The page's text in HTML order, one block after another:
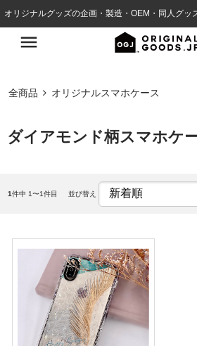
オリジナルグッズの企画・製造・OEM・同人グッ
全商品 オリジナルスマホケース
ダイアモンド柄スマホケ
1件中 1〜1件目 並び替え